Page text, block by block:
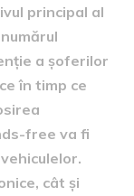
principal al
a șoferilor
în timp ce
free va fi
cât și